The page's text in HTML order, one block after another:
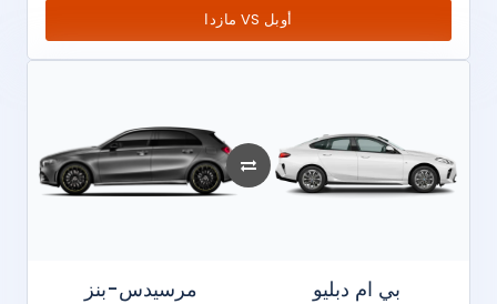
مازدا VS أوبل
مرسيدس-بنز بي ام دبليو